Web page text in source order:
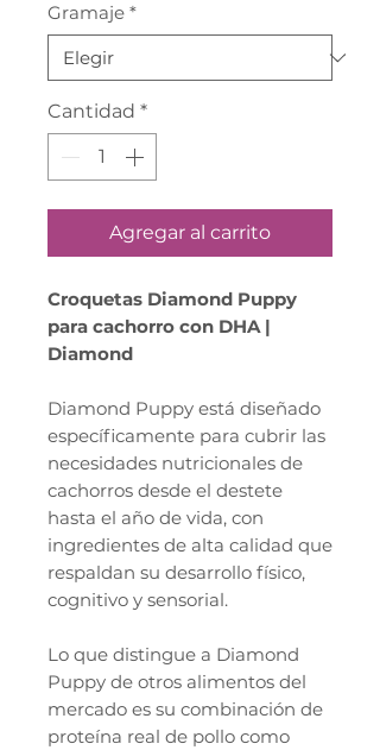
oferta
Gramaje *
Cantidad *
Agregar al carrito
Croquetas Diamond Puppy
para cachorro con DHA |
Diamond
Diamond Puppy está diseñado
específicamente para cubrir las
necesidades nutricionales de
cachorros desde el destete
hasta el año de vida, con
ingredientes de alta calidad que
respaldan su desarrollo físico,
cognitivo y sensorial.
Lo que distingue a Diamond
Puppy de otros alimentos del
mercado es su combinación de
proteína real de pollo como